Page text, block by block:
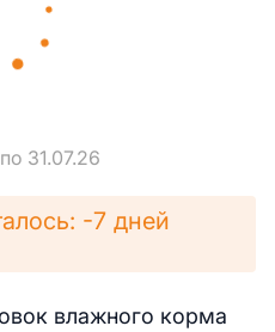
31.07.26
-7 дней
влажного корма